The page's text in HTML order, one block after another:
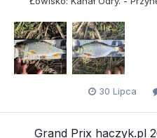
30 Lipca
Grand Prix haczyk.pl